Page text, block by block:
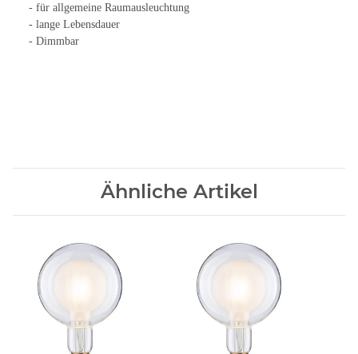
- für allgemeine Raumausleuchtung
- lange Lebensdauer
- Dimmbar
Ähnliche Artikel